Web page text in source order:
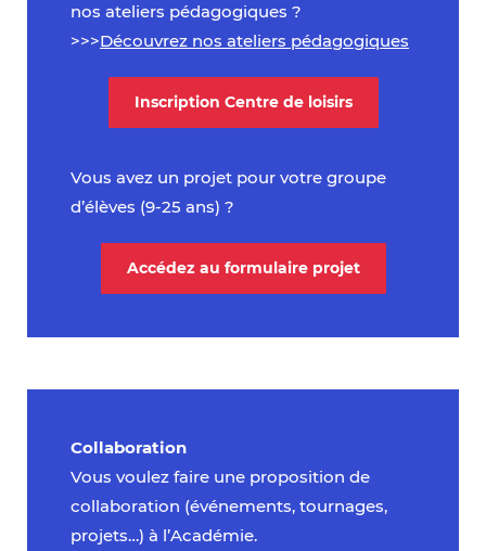
nos ateliers pédagogiques ?
>>>Découvrez nos ateliers pédagogiques
Inscription Centre de loisirs
Vous avez un projet pour votre groupe
d’élèves (9-25 ans) ?
Accédez au formulaire projet
Collaboration
Vous voulez faire une proposition de
collaboration (événements, tournages,
projets…) à l’Académie.